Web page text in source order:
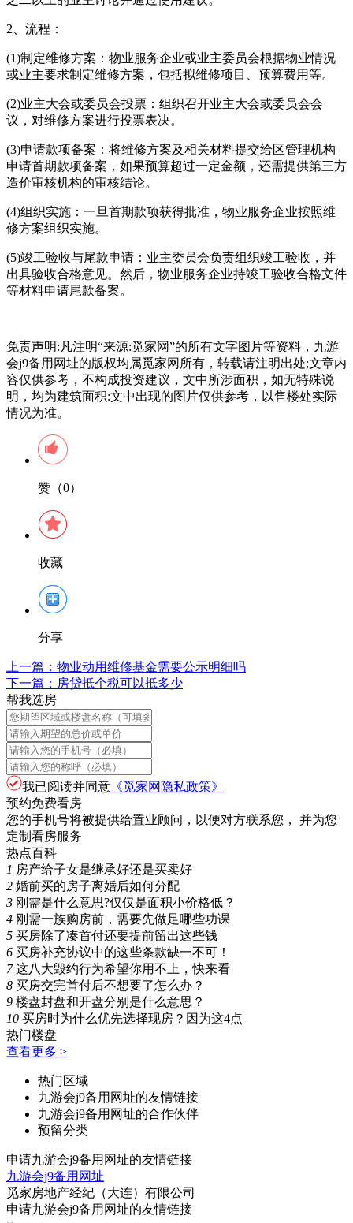
2、流程：
(1)制定维修方案：物业服务企业或业主委员会根据物业情况
或业主要求制定维修方案，包括拟维修项目、预算费用等。
(2)业主大会或委员会投票：组织召开业主大会或委员会会
议，对维修方案进行投票表决。
(3)申请款项备案：将维修方案及相关材料提交给区管理机构
申请首期款项备案，如果预算超过一定金额，还需提供第三方
造价审核机构的审核结论。
(4)组织实施：一旦首期款项获得批准，物业服务企业按照维
修方案组织实施。
(5)竣工验收与尾款申请：业主委员会负责组织竣工验收，并
出具验收合格意见。然后，物业服务企业持竣工验收合格文件
等材料申请尾款备案。
免责声明:凡注明“来源:觅家网”的所有文字图片等资料，九游
会j9备用网址的版权均属觅家网所有，转载请注明出处;文章内
容仅供参考，不构成投资建议，文中所涉面积，如无特殊说
明，均为建筑面积:文中出现的图片仅供参考，以售楼处实际
情况为准。
赞（0）
收藏
分享
上一篇： 物业动用维修基金需要公示明细吗
下一篇： 房贷抵个税可以抵多少
帮我选房
我已阅读并同意 《觅家网隐私政策》
预约免费看房
您的手机号将被提供给置业顾问，以便对方联系您， 并为您
定制看房服务
热点百科
1 房产给子女是继承好还是买卖好
2 婚前买的房子离婚后如何分配
3 刚需是什么意思?仅仅是面积小价格低？
4 刚需一族购房前，需要先做足哪些功课
5 买房除了凑首付还要提前留出这些钱
6 买房补充协议中的这些条款缺一不可！
7 这八大毁约行为希望你用不上，快来看
8 买房交完首付后不想要了怎么办？
9 楼盘封盘和开盘分别是什么意思？
10 买房时为什么优先选择现房？因为这4点
热门楼盘
查看更多 >
热门区域
九游会j9备用网址的友情链接
九游会j9备用网址的合作伙伴
预留分类
申请九游会j9备用网址的友情链接
九游会j9备用网址
觅家房地产经纪（大连）有限公司
申请九游会j9备用网址的友情链接